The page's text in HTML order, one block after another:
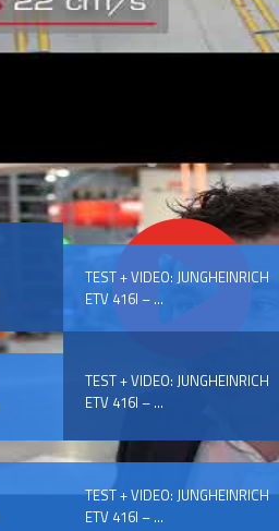
TEST + VIDEO: JUNGHEINRICH
ETV 416I – ...
TEST + VIDEO: JUNGHEINRICH
ETV 416I – ...
TEST + VIDEO: JUNGHEINRICH
ETV 416I – ...